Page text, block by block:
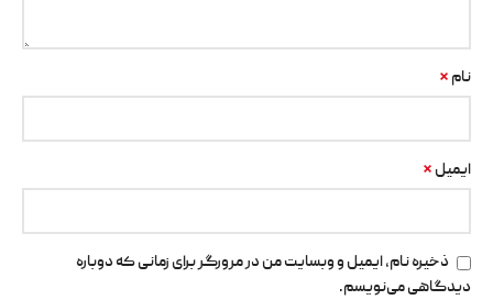
نام *
ایمیل *
ذخیره نام، ایمیل و وبسایت من در مرورگر برای زمانی که دوباره
دیدگاهی می‌نویسم.